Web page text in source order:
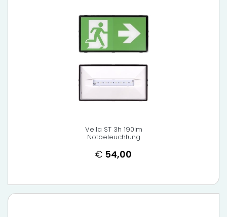
Vella ST 3h 190lm
Notbeleuchtung
€ 54,00